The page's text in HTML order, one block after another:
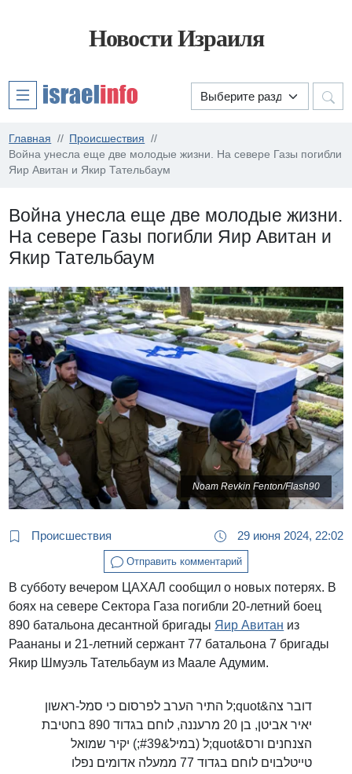
Новости Израиля
Главная
Происшествия
Война унесла еще две молодые жизни. На севере Газы погибли
Яир Авитан и Якир Тательбаум
Война унесла еще две молодые жизни.
На севере Газы погибли Яир Авитан и
Якир Тательбаум
Noam Revkin Fenton/Flash90
Происшествия 29 июня 2024, 22:02
Отправить комментарий
В субботу вечером ЦАХАЛ сообщил о новых потерях. В
боях на севере Сектора Газа погибли 20-летний боец
890 батальона десантной бригады Яир Авитан из
Раананы и 21-летний сержант 77 батальона 7 бригады
Якир Шмуэль Тательбаум из Маале Адумим.
דובר צה&quot;ל התיר הערב לפרסום כי סמל-ראשון
יאיר אביטן, בן 20 מרעננה, לוחם בגדוד 890 בחטיבת
הצנחנים ורס&quot;ל (במיל&#39;) יקיר שמואל
טייטלבוים לוחם בגדוד 77 ממעלה אדומים נפלו